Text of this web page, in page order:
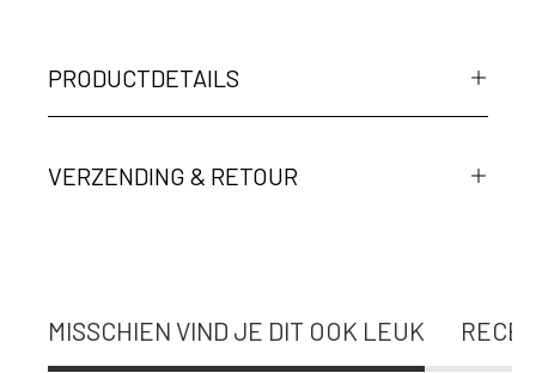
PRODUCTDETAILS
VERZENDING & RETOUR
MISSCHIEN VIND JE DIT OOK LEUK